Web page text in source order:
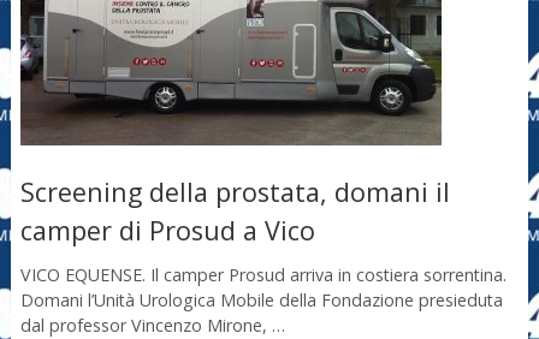
Screening della prostata, domani il
camper di Prosud a Vico
VICO EQUENSE. Il camper Prosud arriva in costiera sorrentina.
Domani l’Unità Urologica Mobile della Fondazione presieduta
dal professor Vincenzo Mirone, …